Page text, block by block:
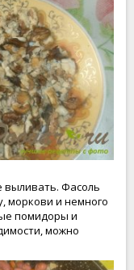
выливать. Фасоль
моркови и немного
помидоры и
можно